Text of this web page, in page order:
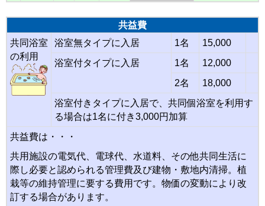
共益費
共同浴室
の利用
浴室無タイプに入居 1名
15,000
浴室付タイプに入居
1名
12,000
2名
18,000
浴室付きタイプに入居で、共同個浴室を利用す
る場合は1名に付き3,000円加算
共益費は・・・
共用施設の電気代、電球代、水道料、その他共同生活に
際し必要と認められる管理費及び建物・敷地内清掃。植
栽等の維持管理に要する費用です。物価の変動により改
訂する場合があります。